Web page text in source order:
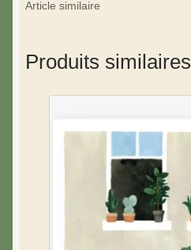
Article similaire
Produits similaires